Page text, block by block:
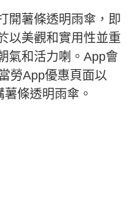
薯條透明雨傘，即
以美觀和實用性並重
氣和活力喇。App會
勞App優惠頁面以
條透明雨傘。